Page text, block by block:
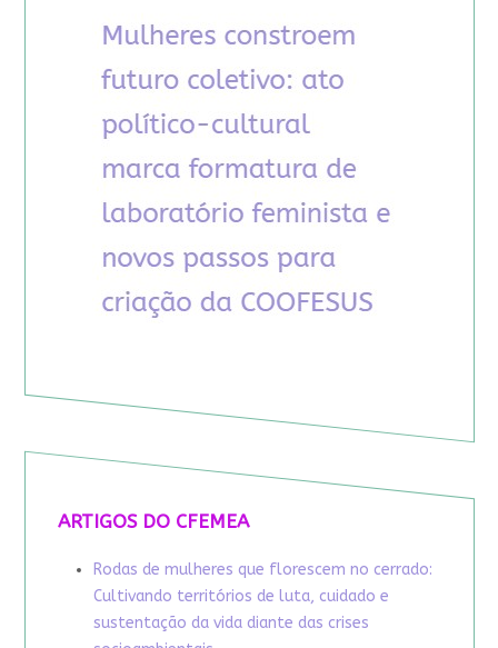
ARTIGOS DO CFEMEA
Rodas de mulheres que florescem no cerrado:
Cultivando territórios de luta, cuidado e
sustentação da vida diante das crises